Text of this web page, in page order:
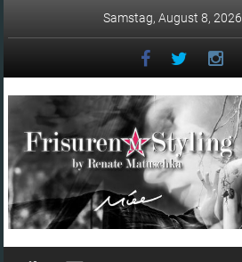
Samstag, August 8, 2026
Matuschka